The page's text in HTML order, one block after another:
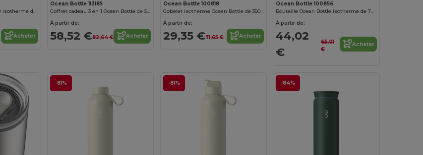
Bouteille Ocean Bottle GO isotherme de 500 ml
Acheter
Ocean Bottle 113185
Coffret cadeau 3 en 1 Ocean Bottle de 500 ml
À partir de:
58,52 €82,64 € Acheter
Ocean Bottle 100818
Gobelet isotherme Ocean Bottle de 350 ml
À partir de:
29,35 €71,65 € Acheter
Ocean Bottle 100856
Bouteille Ocean Bottle isotherme de 750 ml
À partir de:
44,02
€
65,01
€
Acheter
-81% -81% -84%